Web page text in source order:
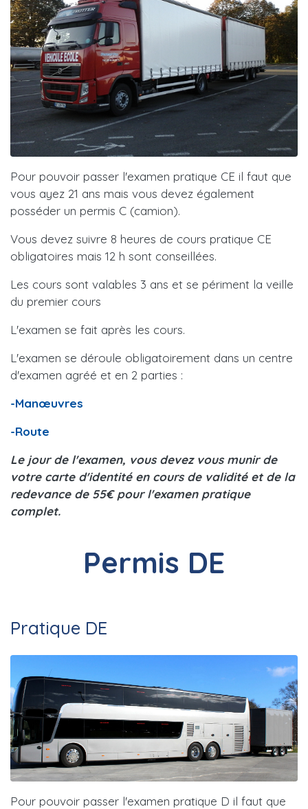
Pour pouvoir passer l'examen pratique CE il faut que
vous ayez 21 ans mais vous devez également
posséder un permis C (camion).
Vous devez suivre 8 heures de cours pratique CE
obligatoires mais 12 h sont conseillées.
Les cours sont valables 3 ans et se périment la veille
du premier cours
L'examen se fait après les cours.
L'examen se déroule obligatoirement dans un centre
d'examen agréé et en 2 parties :
-Manœuvres
-Route
Le jour de l'examen, vous devez vous munir de
votre carte d'identité en cours de validité et de la
redevance de 55€ pour l'examen pratique
complet.
Permis DE
Pratique DE
Pour pouvoir passer l'examen pratique D il faut que